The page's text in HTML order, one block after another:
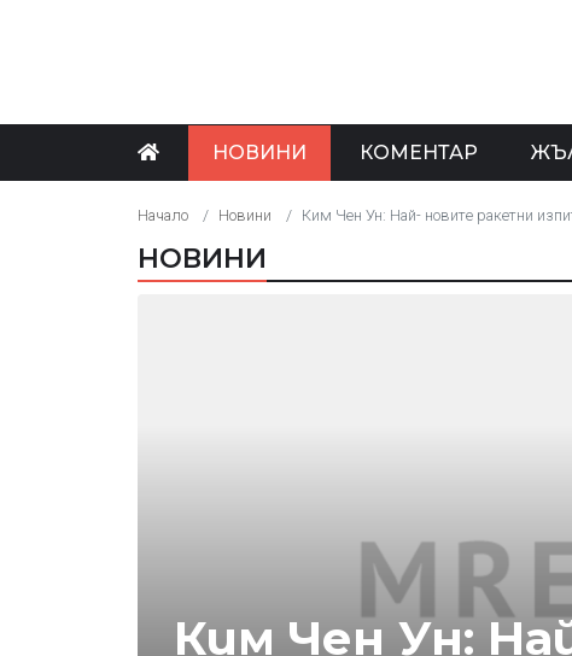
НОВИНИ КОМЕНТАР
Начало Новини Ким Чен Ун: Най- новите ракетни
НОВИНИ
Ким Чен Ун: